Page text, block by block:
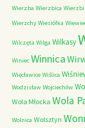
Wierzba Wierzbica
Wierzchy Wiesiółka
Wilczęta Wilga Wilkasy
Winiec Winnica
Więcławice Wiślica
Wodzisław Wojciechów
Wola Młocka Wola
Wolnica Wolsztyn